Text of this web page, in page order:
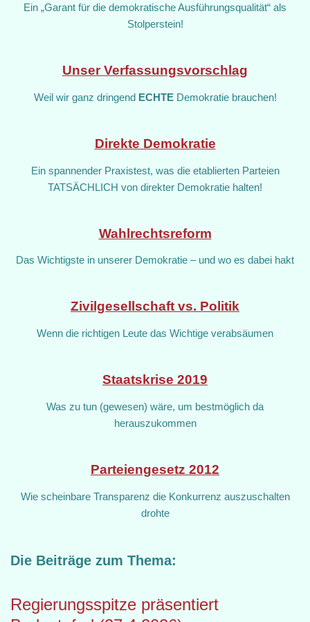
Ein „Garant für die demokratische Ausführungsqualität“ als
Stolperstein!
Unser Verfassungsvorschlag
Weil wir ganz dringend ECHTEDemokratie brauchen!
Direkte Demokratie
Ein spannender Praxistest, was die etablierten Parteien
TATSÄCHLICH von direkter Demokratie halten!
Wahlrechtsreform
Das Wichtigste in unserer Demokratie – und wo es dabei hakt
Zivilgesellschaft vs. Politik
Wenn die richtigen Leute das Wichtige verabsäumen
Staatskrise 2019
Was zu tun (gewesen) wäre, um bestmöglich da
herauszukommen
Parteiengesetz 2012
Wie scheinbare Transparenz die Konkurrenz auszuschalten
drohte
Die Beiträge zum Thema:
Regierungsspitze präsentiert